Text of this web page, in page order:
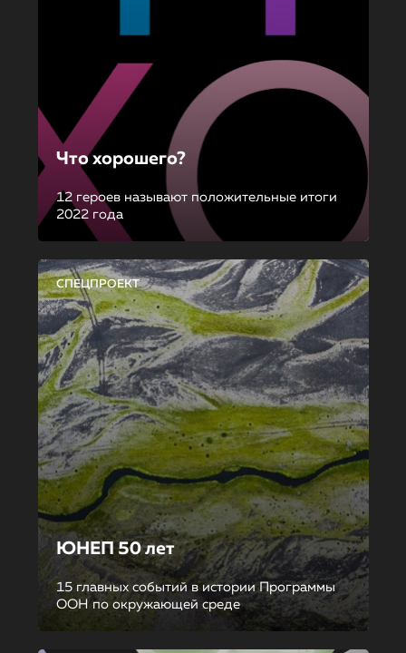
Что хорошего?
12 героев называют положительные итоги
2022 года
СПЕЦПРОЕКТ
ЮНЕП 50 лет
15 главных событий в истории Программы
ООН по окружающей среде